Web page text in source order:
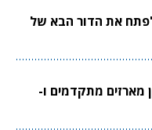
את הדור הבא של
מארזים מתקדמים ו-